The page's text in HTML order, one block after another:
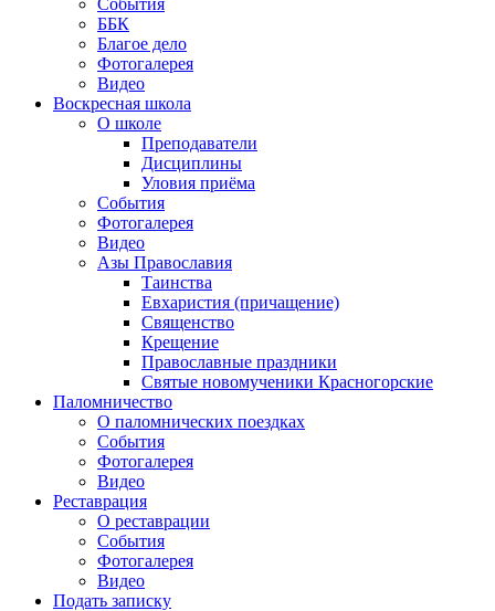
События
ББК
Благое дело
Фотогалерея
Видео
Воскресная школа
О школе
Преподаватели
Дисциплины
Уловия приёма
События
Фотогалерея
Видео
Азы Православия
Таинства
Евхаристия (причащение)
Священство
Крещение
Православные праздники
Святые новомученики Красногорские
Паломничество
О паломнических поездках
События
Фотогалерея
Видео
Реставрация
О реставрации
События
Фотогалерея
Видео
Подать записку